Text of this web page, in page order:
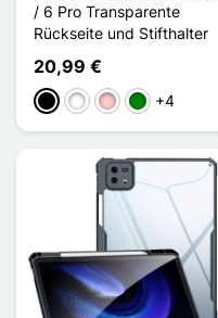
/ 6 Pro Transparente
Rückseite und Stifthalter
20,99 €
Schwarz
WeißPinkGrün+4